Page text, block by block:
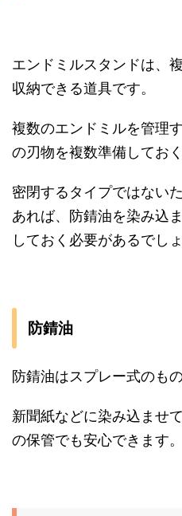
エンドミルスタンドは、
収納できる道具です。
複数のエンドミルを管理
の刃物を複数準備してお
密閉するタイプではない
あれば、防錆油を染み込
しておく必要があるでしょ
防錆油
防錆油はスプレー式のも
新聞紙などに染み込ませ
の保管でも安心できます。